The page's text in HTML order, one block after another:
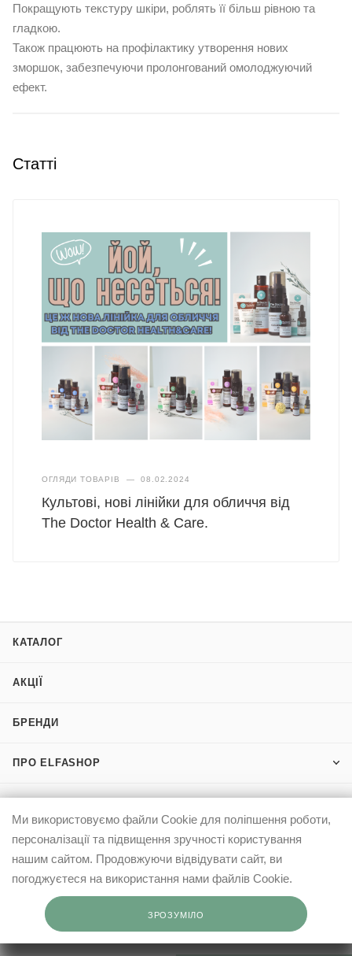
Покращують текстуру шкіри, роблять її більш рівною та
гладкою.
Також працюють на профілактику утворення нових
зморшок, забезпечуючи пролонгований омолоджуючий
ефект.
Статті
ОГЛЯДИ ТОВАРІВ — 08.02.2024
Культові, нові лінійки для обличчя від
The Doctor Health & Care.
КАТАЛОГ
АКЦІЇ
БРЕНДИ
ПРО ELFASHOP
КЛІЄНТАМ
info@elfashop.ua
Ми використовуємо файли Cookie для поліпшення роботи,
персоналізації та підвищення зручності користування
нашим сайтом. Продовжуючи відвідувати сайт, ви
погоджуєтеся на використання нами файлів Cookie.
ЗРОЗУМІЛО